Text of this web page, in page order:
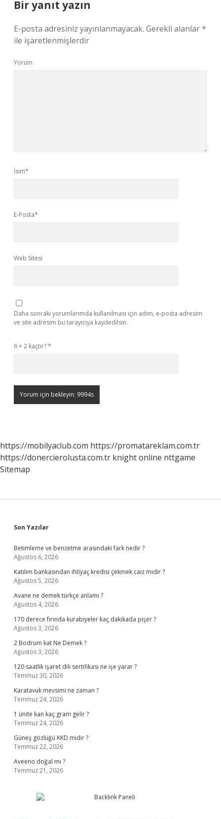
Bir yanıt yazın
E-posta adresiniz yayınlanmayacak. Gerekli alanlar*
ile işaretlenmişlerdir
Yorum
İsim*
E-Posta*
Web Sitesi
Daha sonraki yorumlarımda kullanılması için adım, e-posta adresim
ve site adresim bu tarayıcıya kaydedilsin.
6 + 2 kaçtır?*
https://mobilyaclub.com https://promatareklam.com.tr
https://donercierolusta.com.tr knight online nttgame
Sitemap
Sidebar
Son Yazılar
Betimleme ve benzetme arasındaki fark nedir ?
Ağustos 6, 2026
Katılım bankasından ihtiyaç kredisi çekmek caiz midir ?
Ağustos 5, 2026
Avane ne demek türkçe anlamı ?
Ağustos 4, 2026
170 derece fırında kurabiyeler kaç dakikada pişer ?
Ağustos 3, 2026
2 Bodrum kat Ne Demek ?
Ağustos 3, 2026
120 saatlik işaret dili sertifikası ne işe yarar ?
Temmuz 30, 2026
Karatavuk mevsimi ne zaman ?
Temmuz 24, 2026
1 ünite kan kaç gram gelir ?
Temmuz 24, 2026
Güneş gözlüğü KKD midir ?
Temmuz 22, 2026
Aveeno doğal mı ?
Temmuz 21, 2026